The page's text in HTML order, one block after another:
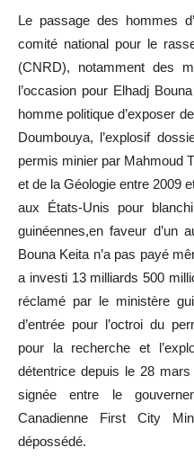
Le passage des hommes
comité national pour le
(CNRD), notamment des
l’occasion pour Elhadj
homme politique d’exposer
Doumbouya, l’explosif
permis minier par Mahmoud
et de la Géologie entre 2009
aux États-Unis pour
guinéennes,en faveur d’un
Bouna Keita n’a pas payé
a investi 13 milliards 500
réclamé par le ministère
d’entrée pour l’octroi du
pour la recherche et
détentrice depuis le 28
signée entre le
Canadienne First City
dépossédé.